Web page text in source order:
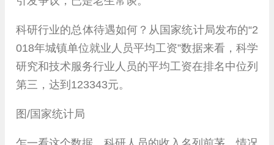
科研行业的总体待遇如何？从国家统计局发布的“2
018年城镇单位就业人员平均工资”数据来看，科学
研究和技术服务行业人员的平均工资在排名中位列
第三，达到123343元。
图/国家统计局